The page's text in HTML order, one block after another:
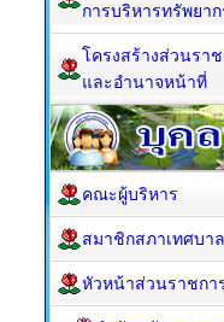
การบริหารทรัพยา
โครงสร้างส่วนรา
และอำนาจหน้าที่
คณะผู้บริหาร
สมาชิกสภาเทศบาล
หัวหน้าส่วนราชกา